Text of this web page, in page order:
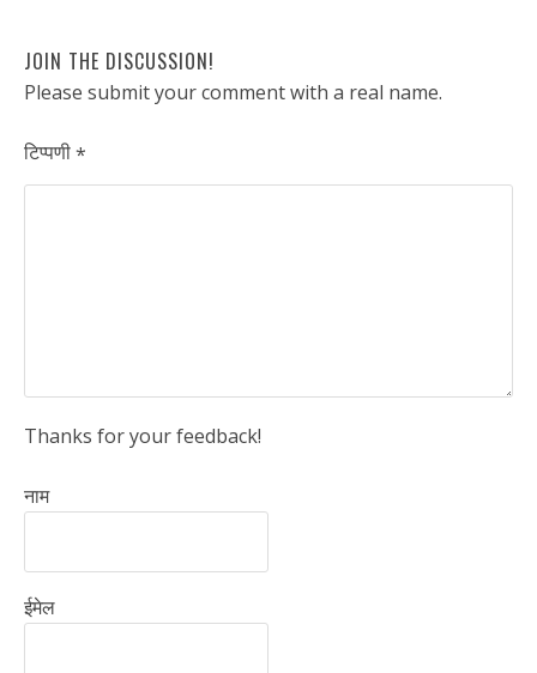
JOIN THE DISCUSSION!
Please submit your comment with a real name.
टिप्पणी*
Thanks for your feedback!
नाम
ईमेल